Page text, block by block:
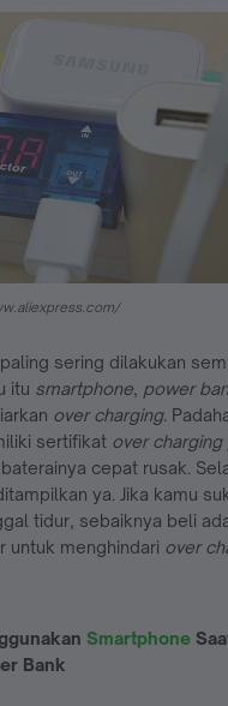
sering dilakukan
itu smartphone, power
over charging.
sertifikat over
cepat rusak.
ya. Jika kamu
tidur, sebaiknya beli
untuk menghindari over
Smartphone
Bank